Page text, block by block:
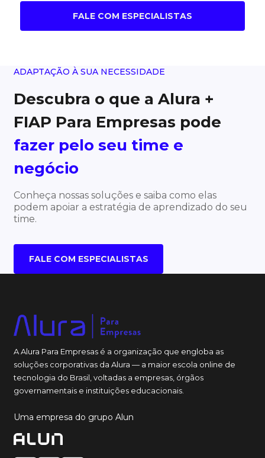
FALE COM ESPECIALISTAS
ADAPTAÇÃO À SUA NECESSIDADE
Descubra o que a Alura +
FIAP Para Empresas pode
fazer pelo seu time e
negócio
Conheça nossas soluções e saiba como elas
podem apoiar a estratégia de aprendizado do seu
time.
FALE COM ESPECIALISTAS
A Alura Para Empresas é a organização que engloba as
soluções corporativas da Alura — a maior escola online de
tecnologia do Brasil, voltadas a empresas, órgãos
governamentais e instituições educacionais.
Uma empresa do grupo Alun